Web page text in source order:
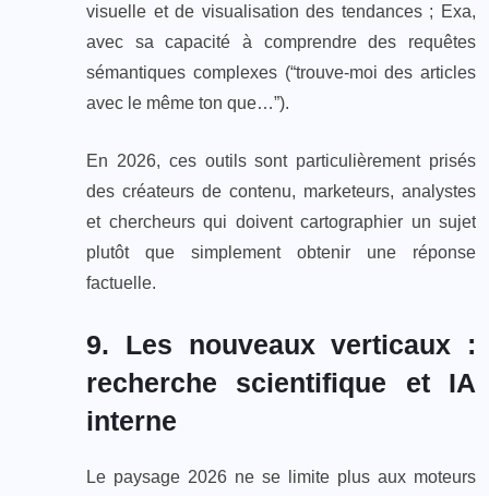
visuelle et de visualisation des tendances ; Exa,
avec sa capacité à comprendre des requêtes
sémantiques complexes (“trouve‑moi des articles
avec le même ton que…”).
En 2026, ces outils sont particulièrement prisés
des créateurs de contenu, marketeurs, analystes
et chercheurs qui doivent cartographier un sujet
plutôt que simplement obtenir une réponse
factuelle.
9. Les nouveaux verticaux :
recherche scientifique et IA
interne
Le paysage 2026 ne se limite plus aux moteurs